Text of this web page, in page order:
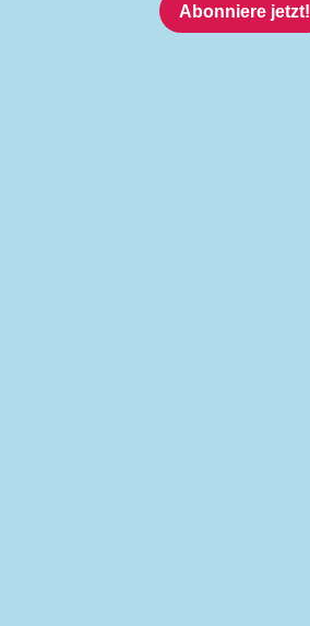
Abonniere jetzt!